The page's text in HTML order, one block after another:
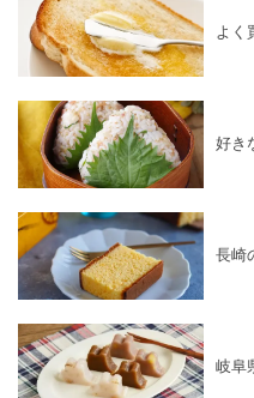
よく
好き
長崎
岐阜